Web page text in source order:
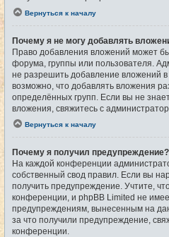
Вернуться к началу
Почему я не могу добавлять
Право добавления вложений может
форума, группы или пользователя.
не разрешить добавление вложений
возможно, что добавлять вложения
определённых групп. Если вы не
вложения, свяжитесь с
Вернуться к началу
Почему я получил предупреждение?
На каждой конференции
собственный свод правил. Если вы
получить предупреждение. Учтите,
конференции, и phpBB Limited не
предупреждениям, вынесенным на
за что получили предупреждение,
конференции.